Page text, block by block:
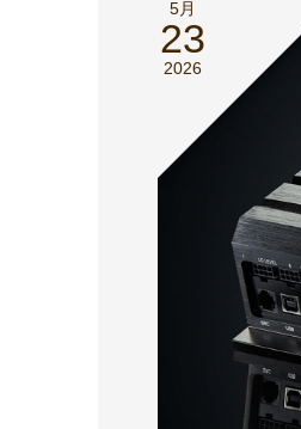
5月
23
2026